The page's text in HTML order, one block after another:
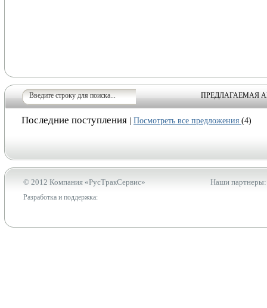
ПРЕДЛАГАЕМАЯ
Последние поступления Посмотреть все предложения (4)
© 2012 Компания «РусТракСервис»
Разработка и поддержка:
Наши партнеры: